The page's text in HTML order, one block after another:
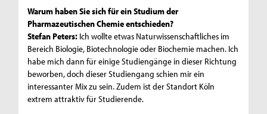
Warum haben Sie sich für ein Studium der
Pharmazeutischen Chemie entschieden?
Stefan Peters: Ich wollte etwas Naturwissenschaftliches im
Bereich Biologie, Biotechnologie oder Biochemie machen. Ich
habe mich dann für einige Studiengänge in dieser Richtung
beworben, doch dieser Studiengang schien mir ein
interessanter Mix zu sein. Zudem ist der Standort Köln
extrem attraktiv für Studierende.